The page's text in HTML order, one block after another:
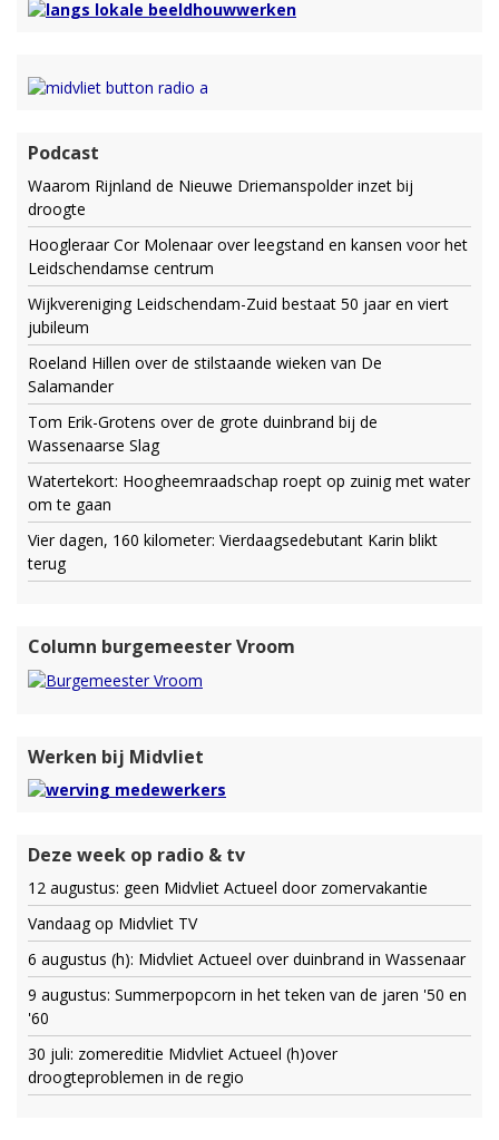
Podcast
Waarom Rijnland de Nieuwe Driemanspolder inzet bij
droogte
Hoogleraar Cor Molenaar over leegstand en kansen voor het
Leidschendamse centrum
Wijkvereniging Leidschendam-Zuid bestaat 50 jaar en viert
jubileum
Roeland Hillen over de stilstaande wieken van De
Salamander
Tom Erik-Grotens over de grote duinbrand bij de
Wassenaarse Slag
Watertekort: Hoogheemraadschap roept op zuinig met water
om te gaan
Vier dagen, 160 kilometer: Vierdaagsedebutant Karin blikt
terug
Column burgemeester Vroom
Werken bij Midvliet
Deze week op radio & tv
12 augustus: geen Midvliet Actueel door zomervakantie
Vandaag op Midvliet TV
6 augustus (h): Midvliet Actueel over duinbrand in Wassenaar
9 augustus: Summerpopcorn in het teken van de jaren '50 en
'60
30 juli: zomereditie Midvliet Actueel (h)over
droogteproblemen in de regio